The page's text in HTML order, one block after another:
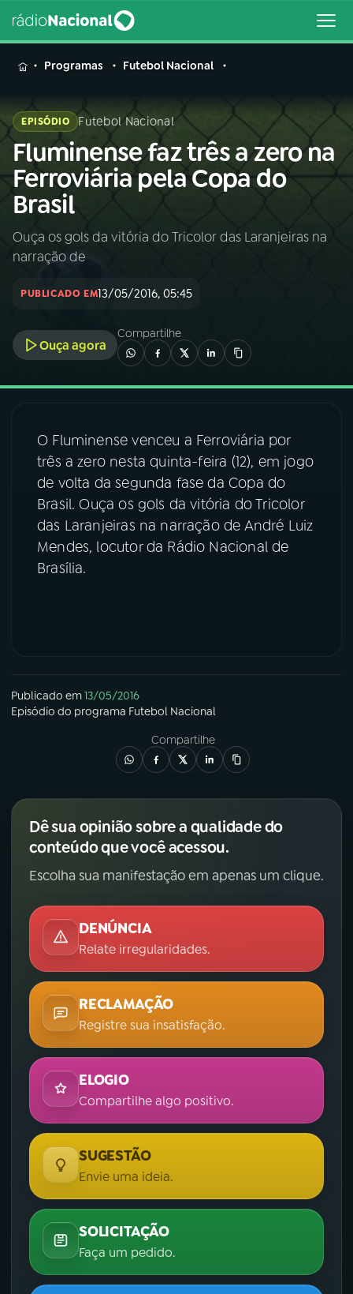
MENU
Buscar
na
Rádio
Nacional
Buscar
AO VIVO
INÍCIO
A RÁDIO
03PROGRAMAÇÃO
04PROGRAMAS
PODCASTS
06VIDEOCASTS
ACOMPANHE A RÁDIO NACIONAL
Facebook
Programas Futebol Nacional
EPISÓDIO Futebol Nacional
Fluminense faz três a zero na
Ferroviária pela Copa do
Brasil
Ouça os gols da vitória do Tricolor das Laranjeiras na
narração de
PUBLICADO EM13/05/2016, 05:45
Ouça agora
Compartilhe
O Fluminense venceu a Ferroviária por
três a zero nesta quinta-feira (12), em jogo
de volta da segunda fase da Copa do
Brasil. Ouça os gols da vitória do Tricolor
das Laranjeiras na narração de André Luiz
Mendes, locutor da Rádio Nacional de
Brasília.
Publicado em13/05/2016
Episódio do programa Futebol Nacional
Compartilhe
Dê sua opinião sobre a qualidade do
conteúdo que você acessou.
Escolha sua manifestação em apenas um clique.
DENÚNCIA
Relate irregularidades.
RECLAMAÇÃO
Registre sua insatisfação.
ELOGIO
Compartilhe algo positivo.
SUGESTÃO
Envie uma ideia.
SOLICITAÇÃO
Faça um pedido.